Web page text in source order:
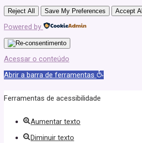
Reject All Save My Preferences Accept All
Powered by
Acessar o conteúdo
Abrir a barra de ferramentas
Ferramentas de acessibilidade
Aumentar texto
Diminuir texto